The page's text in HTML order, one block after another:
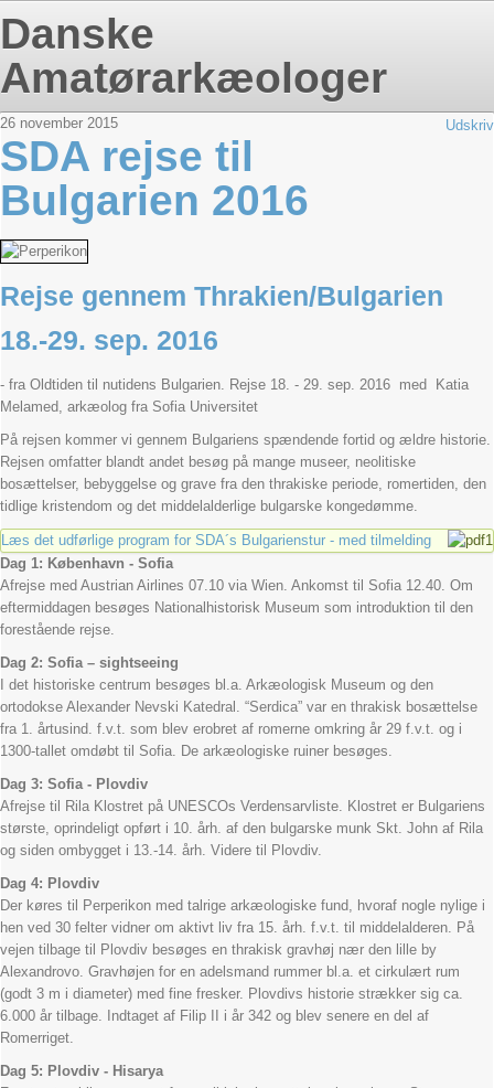
Danske
Amatørarkæologer
Udskriv
26 november 2015
SDA rejse til
Bulgarien 2016
Rejse gennem Thrakien/Bulgarien
18.-29. sep. 2016
- fra Oldtiden til nutidens Bulgarien. Rejse 18. - 29. sep. 2016 med Katia
Melamed, arkæolog fra Sofia Universitet
På rejsen kommer vi gennem Bulgariens spændende fortid og ældre historie.
Rejsen omfatter blandt andet besøg på mange museer, neolitiske
bosættelser, bebyggelse og grave fra den thrakiske periode, romertiden, den
tidlige kristendom og det middelalderlige bulgarske kongedømme.
Læs det udførlige program for SDA´s Bulgarienstur - med tilmelding
Dag 1: København - Sofia
Afrejse med Austrian Airlines 07.10 via Wien. Ankomst til Sofia 12.40. Om
eftermiddagen besøges Nationalhistorisk Museum som introduktion til den
forestående rejse.
Dag 2: Sofia – sightseeing
I det historiske centrum besøges bl.a. Arkæologisk Museum og den
ortodokse Alexander Nevski Katedral. “Serdica” var en thrakisk bosættelse
fra 1. årtusind. f.v.t. som blev erobret af romerne omkring år 29 f.v.t. og i
1300-tallet omdøbt til Sofia. De arkæologiske ruiner besøges.
Dag 3: Sofia - Plovdiv
Afrejse til Rila Klostret på UNESCOs Verdensarvliste. Klostret er Bulgariens
største, oprindeligt opført i 10. årh. af den bulgarske munk Skt. John af Rila
og siden ombygget i 13.-14. årh. Videre til Plovdiv.
Dag 4: Plovdiv
Der køres til Perperikon med talrige arkæologiske fund, hvoraf nogle nylige i
hen ved 30 felter vidner om aktivt liv fra 15. årh. f.v.t. til middelalderen. På
vejen tilbage til Plovdiv besøges en thrakisk gravhøj nær den lille by
Alexandrovo. Gravhøjen for en adelsmand rummer bl.a. et cirkulært rum
(godt 3 m i diameter) med fine fresker. Plovdivs historie strækker sig ca.
6.000 år tilbage. Indtaget af Filip II i år 342 og blev senere en del af
Romerriget.
Dag 5: Plovdiv - Hisarya